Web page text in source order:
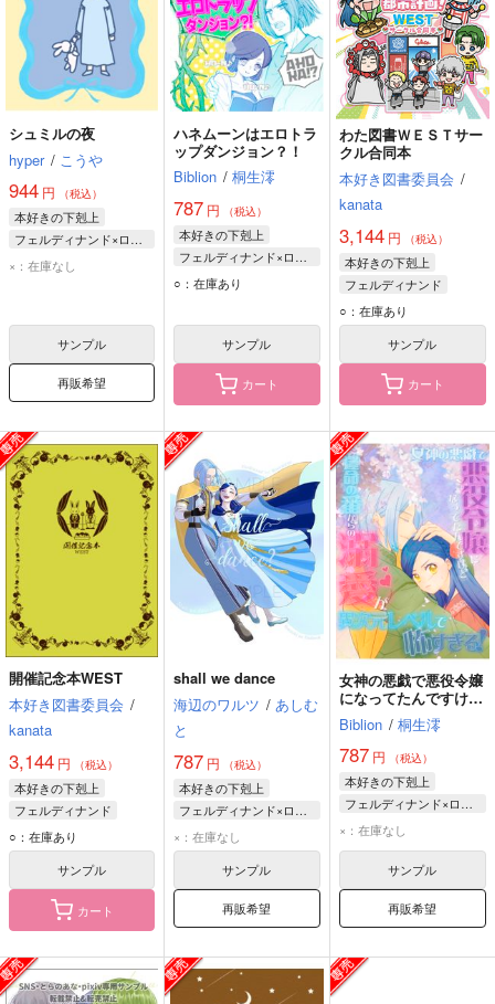
シュミルの夜
hyper / こうや
944 円 （税込）
本好きの下剋上
フェルディナンド×ローゼマイン
フェルディナンド
×：在庫なし
サンプル
再販希望
ハネムーンはエロトラ
ップダンジョン？！
Biblion / 桐生澪
787 円 （税込）
本好きの下剋上
フェルディナンド×ローゼマイン
フェルディナンド
○：在庫あり
サンプル
カート
わた図書ＷＥＳＴサー
クル合同本
本好き図書委員会 /
kanata
3,144円 （税込）
本好きの下剋上
フェルディナンド
ローゼマイン
○：在庫あり
サンプル
カート
開催記念本WEST
本好き図書委員会 /
kanata
3,144 円 （税込）
本好きの下剋上
フェルディナンド
ローゼマイン
○：在庫あり
サンプル
カート
shall we dance
海辺のワルツ / あしむ
と
787 円 （税込）
本好きの下剋上
フェルディナンド×ローゼマイン
フェルディナンド
ローゼマイン
×：在庫なし
サンプル
再販希望
女神の悪戯で悪役令嬢
になってたんですけど
運命の番からの溺愛が
異次元レベルで怖すぎ
る！
Biblion / 桐生澪
787円 （税込）
本好きの下剋上
フェルディナンド×ローゼマイン
フェルディナンド
ローゼマイン
×：在庫なし
サンプル
再販希望